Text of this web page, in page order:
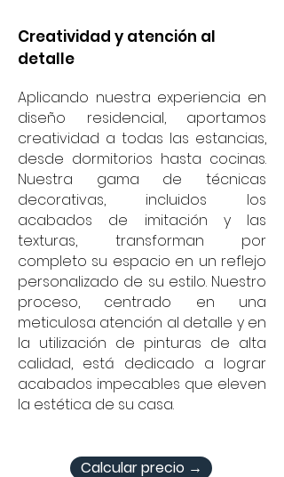
Creatividad y atención al
detalle
Aplicando nuestra experiencia en
diseño residencial, aportamos
creatividad a todas las estancias,
desde dormitorios hasta cocinas.
Nuestra gama de técnicas
decorativas, incluidos los
acabados de imitación y las
texturas, transforman por
completo su espacio en un reflejo
personalizado de su estilo. Nuestro
proceso, centrado en una
meticulosa atención al detalle y en
la utilización de pinturas de alta
calidad, está dedicado a lograr
acabados impecables que eleven
la estética de su casa.
Calcular precio →